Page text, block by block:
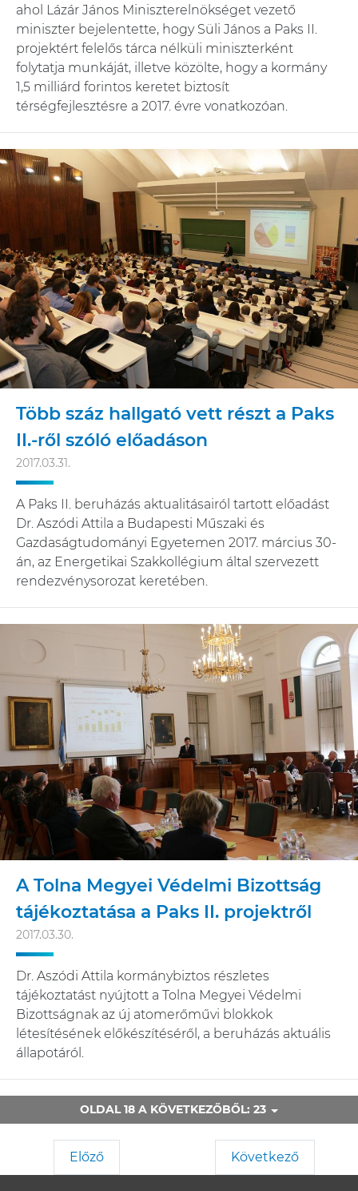
ahol Lázár János Miniszterelnökséget vezető
miniszter bejelentette, hogy Süli János a Paks II.
projektért felelős tárca nélküli miniszterként
folytatja munkáját, illetve közölte, hogy a kormány
1,5 milliárd forintos keretet biztosít
térségfejlesztésre a 2017. évre vonatkozóan.
Több száz hallgató vett részt a Paks
II.-ről szóló előadáson
2017.03.31.
A Paks II. beruházás aktualitásairól tartott előadást
Dr. Aszódi Attila a Budapesti Műszaki és
Gazdaságtudományi Egyetemen 2017. március 30-
án, az Energetikai Szakkollégium által szervezett
rendezvénysorozat keretében.
A Tolna Megyei Védelmi Bizottság
tájékoztatása a Paks II. projektről
2017.03.30.
Dr. Aszódi Attila kormánybiztos részletes
tájékoztatást nyújtott a Tolna Megyei Védelmi
Bizottságnak az új atomerőművi blokkok
létesítésének előkészítéséről, a beruházás aktuális
állapotáról.
OLDAL 18 A KÖVETKEZŐBŐL: 23
Előző Következő